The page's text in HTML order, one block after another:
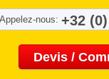
Appelez-nous: +32
Devis /